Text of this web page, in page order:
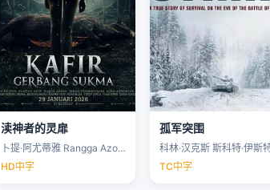
渎神者的灵扉
卜提·阿尤蒂雅 Rangga Azof Nadya …
HD中字
孤军突围
TC中字